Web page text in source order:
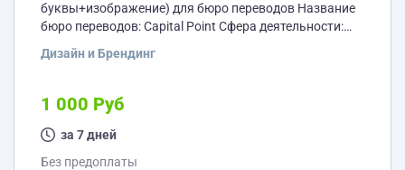
буквы+изображение) для бюро переводов Название
бюро переводов: Capital Point Сфера деятельности:
Предпочтительные цвета: черный (графитовый/
(близкий к оттенку индиго). Capital Point переводится
как "важнейший вопрос" - можно это как-то
обыграть. Можно вместо точки в слове Point сделать
Дизайн и Брендинг
1 000 Руб
за 7 дней
Без предоплаты